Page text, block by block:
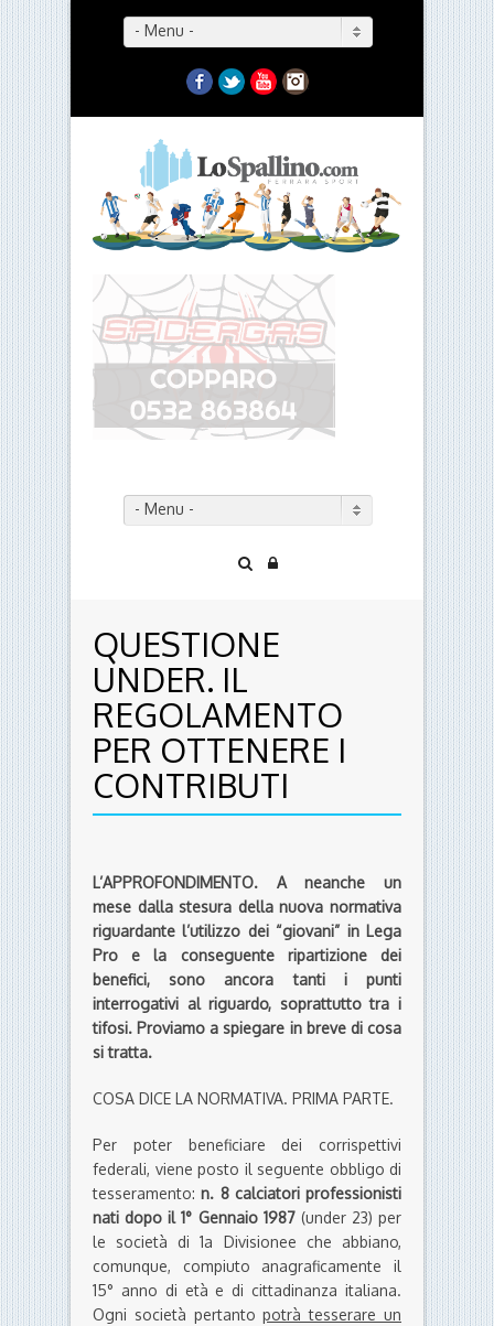
- Menu -
Facebook
TwitterYouTubeInstagram
- Menu -
QUESTIONE
UNDER. IL
REGOLAMENTO
PER OTTENERE I
CONTRIBUTI
L’APPROFONDIMENTO. A neanche un
mese dalla stesura della nuova normativa
riguardante l’utilizzo dei “giovani” in Lega
Pro e la conseguente ripartizione dei
benefici, sono ancora tanti i punti
interrogativi al riguardo, soprattutto tra i
tifosi. Proviamo a spiegare in breve di cosa
si tratta.
COSA DICE LA NORMATIVA. PRIMA PARTE.
Per poter beneficiare dei corrispettivi
federali, viene posto il seguente obbligo di
tesseramento:n. 8 calciatori professionisti
nati dopo il 1° Gennaio 1987(under 23) per
le società di 1a Divisionee che abbiano,
comunque, compiuto anagraficamente il
15° anno di età e di cittadinanza italiana.
Ogni società pertantopotrà tesserare un